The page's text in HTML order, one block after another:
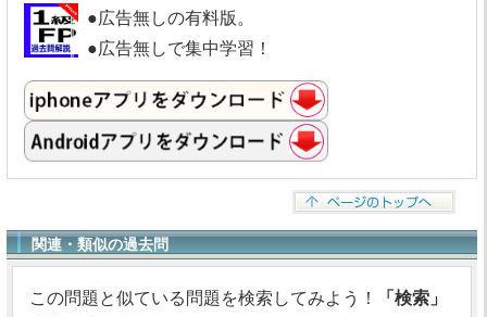
●広告無しの有料版。
●広告無しで集中学習！
関連・類似の過去問
この問題と似ている問題を検索してみよう！
「検索」